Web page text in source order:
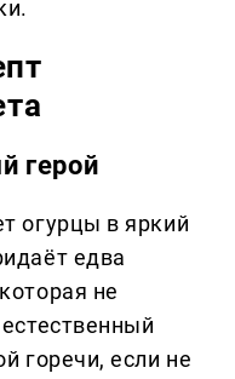
герой
огурцы в яркий
едва
не
горечи, если не